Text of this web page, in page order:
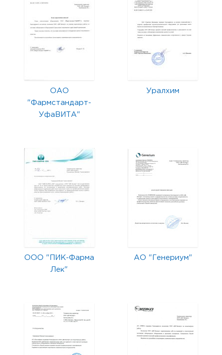
ОАО
"Фармстандарт-
УфаВИТА"
Уралхим
ООО "ПИК-Фарма
Лек"
АО "Генериум"